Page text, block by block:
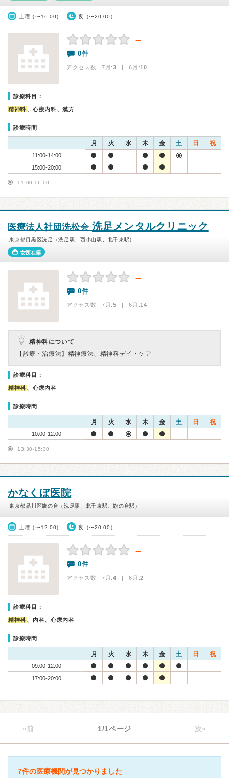
土曜（〜16:00） 夜（〜20:00）
－
0件
アクセス数 7月:3 | 6月:10
診療科目：
精神科 、心療内科、漢方
診療時間
月 火 水 木 金 土 日 祝
11:00-14:00
15:00-20:00
11:00-16:00
医療法人社団洗松会 洗足メンタルクリニック
東京都目黒区洗足（洗足駅、西小山駅、北千束駅）
女医在籍
－
0件
アクセス数 7月:5 | 6月:14
精神科について
【診療・治療法】 精神療法、精神科デイ・ケア
診療科目：
精神科 、心療内科
診療時間
月 火 水 木 金 土 日 祝
10:00-12:00
13:30-15:30
かなくぼ医院
東京都品川区旗の台（洗足駅、北千束駅、旗の台駅）
土曜（〜12:00） 夜（〜20:00）
－
0件
アクセス数 7月:4 | 6月:2
診療科目：
精神科 、内科、心療内科
診療時間
月 火 水 木 金 土 日 祝
09:00-12:00
17:00-20:00
«前 1/1ページ 次»
7件の医療機関が見つかりました